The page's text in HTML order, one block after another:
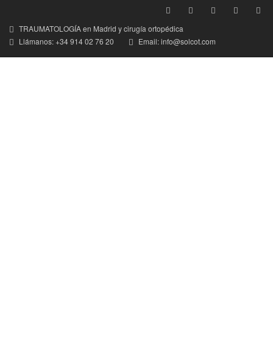
TRAUMATOLOGÍA en Madrid y cirugía ortopédica
Llámanos: +34 914 02 76 20
Email: info@solcot.com